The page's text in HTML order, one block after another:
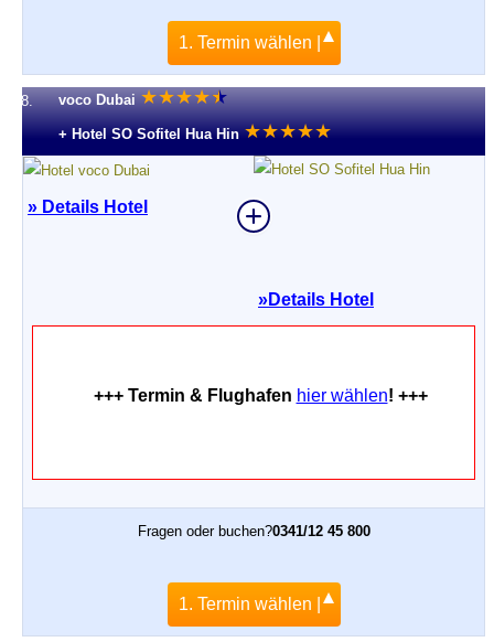
1. Termin wählen |
8. voco Dubai ★★★★★
★
+ Hotel SO Sofitel Hua Hin ★★★★★
» Details Hotel
»Details Hotel
+++ Termin & Flughafen hier wählen! +++
Fragen oder buchen?0341/12 45 800
1. Termin wählen |